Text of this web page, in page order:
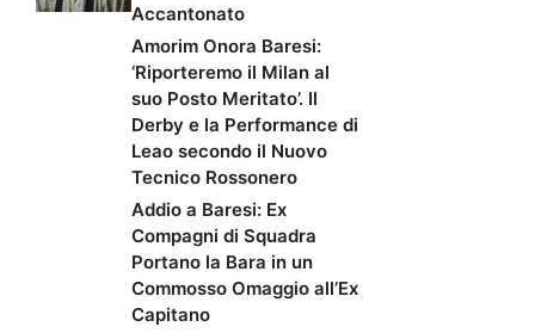
Accantonato
Amorim Onora Baresi:
‘Riporteremo il Milan al
suo Posto Meritato’. Il
Derby e la Performance di
Leao secondo il Nuovo
Tecnico Rossonero
Addio a Baresi: Ex
Compagni di Squadra
Portano la Bara in un
Commosso Omaggio all’Ex
Capitano